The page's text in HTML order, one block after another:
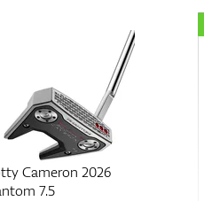
Cameron Studio Style